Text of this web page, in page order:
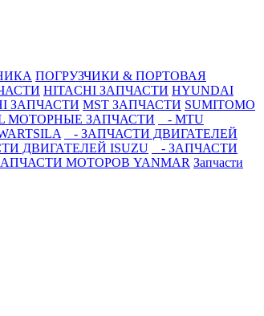
ПОГРУЗЧИКИ & ПОРТОВАЯ
HITACHI ЗАПЧАСТИ HYUNDAI
ЗАПЧАСТИ MST ЗАПЧАСТИ SUMITOMO
МОТОРНЫЕ ЗАПЧАСТИ
- MTU
- ЗАПЧАСТИ ДВИГАТЕЛЕЙ
ДВИГАТЕЛЕЙ ISUZU
- ЗАПЧАСТИ
МОТОРОВ YANMAR Запчасти